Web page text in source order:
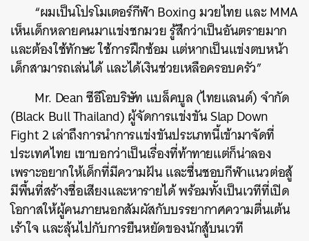
“ผมเป็นโปรโมเตอร์กีฬา Boxing มวยไทย และ MMA
เห็นเด็กหลายคนมาแข่งชกมวย รู้สึกว่าเป็นอันตรายมาก
และต้องใช้ทักษะ ใช้การฝึกซ้อม แต่หากเป็นแข่งตบหน้า
เด็กสามารถเล่นได้ และได้เงินช่วยเหลือครอบครัว”
Mr. Dean ซีอีโอบริษัท แบล็คบูล (ไทยแลนด์) จำกัด
(Black Bull Thailand) ผู้จัดการแข่งขัน Slap Down
Fight 2 เล่าถึงการนำการแข่งขันประเภทนี้เข้ามาจัดที่
ประเทศไทย เขาบอกว่าเป็นเรื่องที่ท้าทายแต่ก็น่าลอง
เพราะอยากให้เด็กที่มีความฝัน และชื่นชอบกีฬาแนวต่อสู้
มีพื้นที่สร้างชื่อเสียงและหารายได้ พร้อมทั้งเป็นเวทีที่เปิด
โอกาสให้ผู้คนภายนอกสัมผัสกับบรรยากาศความตื่นเต้น
เร้าใจ และลุ้นไปกับการยืนหยัดของนักสู้บนเวที